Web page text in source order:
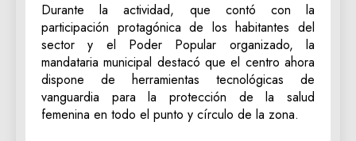
​Durante la actividad, que contó con la
participación protagónica de los habitantes del
sector y el Poder Popular organizado, la
mandataria municipal destacó que el centro ahora
dispone de herramientas tecnológicas de
vanguardia para la protección de la salud
femenina en todo el punto y círculo de la zona.